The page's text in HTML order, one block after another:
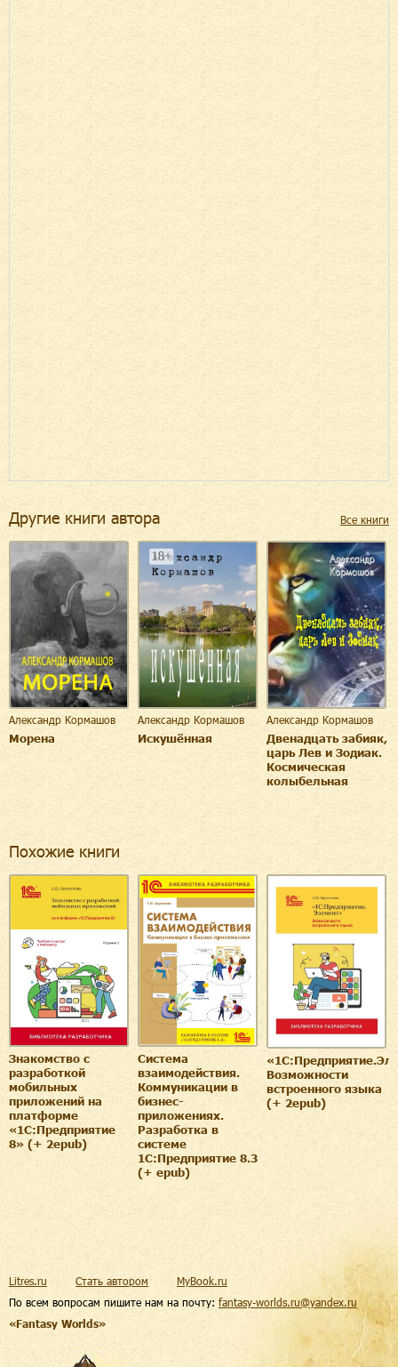
Другие книги автора Все книги
Александр Кормашов
Морена
Александр Кормашов
Искушённая
Александр Кормашов
Двенадцать забияк,
царь Лев и Зодиак.
Космическая
колыбельная
Похожие книги
Знакомство с
разработкой
мобильных
приложений на
платформе
«1С:Предприятие
8» (+ 2epub)
Система
взаимодействия.
Коммуникации в
бизнес-
приложениях.
Разработка в
системе
1С:Предприятие 8.3
(+ epub)
Возможности
встроенного языка
(+ 2epub)
По всем вопросам пишите нам на почту: fantasy-worlds.ru@yandex.ru
«Fantasy Worlds»
Litres.ru Стать автором MyBook.ru